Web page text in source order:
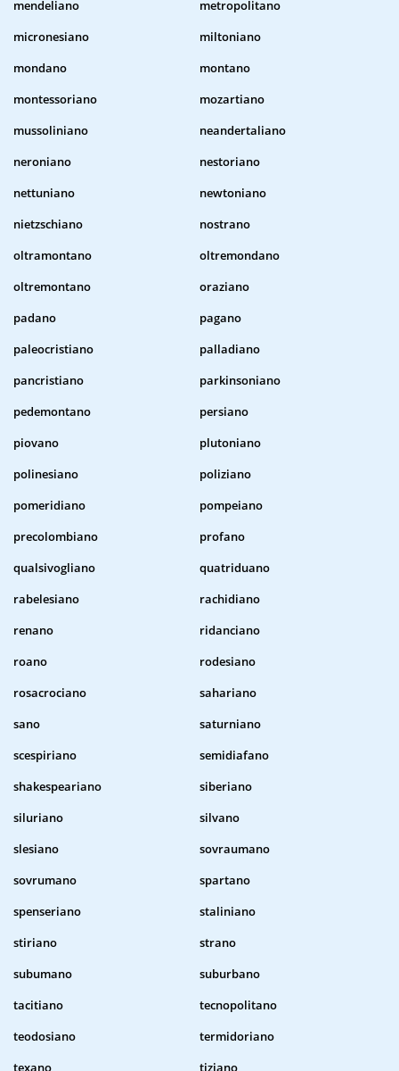
mendeliano
metropolitano
micronesiano
miltoniano
mondano
montano
montessoriano
mozartiano
mussoliniano
neandertaliano
neroniano
nestoriano
nettuniano
newtoniano
nietzschiano
nostrano
oltramontano
oltremondano
oltremontano
oraziano
padano
pagano
paleocristiano
palladiano
pancristiano
parkinsoniano
pedemontano
persiano
piovano
plutoniano
polinesiano
poliziano
pomeridiano
pompeiano
precolombiano
profano
qualsivogliano
quatriduano
rabelesiano
rachidiano
renano
ridanciano
roano
rodesiano
rosacrociano
sahariano
sano
saturniano
scespiriano
semidiafano
shakespeariano
siberiano
siluriano
silvano
slesiano
sovraumano
sovrumano
spartano
spenseriano
staliniano
stiriano
strano
subumano
suburbano
tacitiano
tecnopolitano
teodosiano
termidoriano
texano
tiziano